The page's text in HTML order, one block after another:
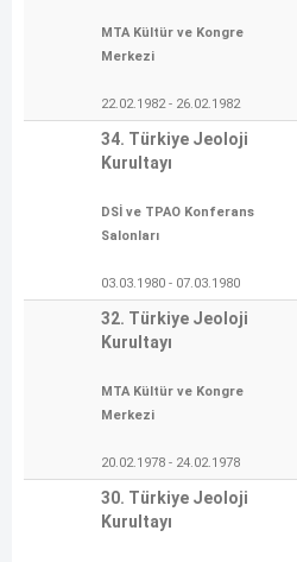
MTA Kültür ve Kongre
Merkezi
22.02.1982 - 26.02.1982
34. Türkiye Jeoloji
Kurultayı
DSİ ve TPAO Konferans
Salonları
03.03.1980 - 07.03.1980
32. Türkiye Jeoloji
Kurultayı
MTA Kültür ve Kongre
Merkezi
20.02.1978 - 24.02.1978
30. Türkiye Jeoloji
Kurultayı